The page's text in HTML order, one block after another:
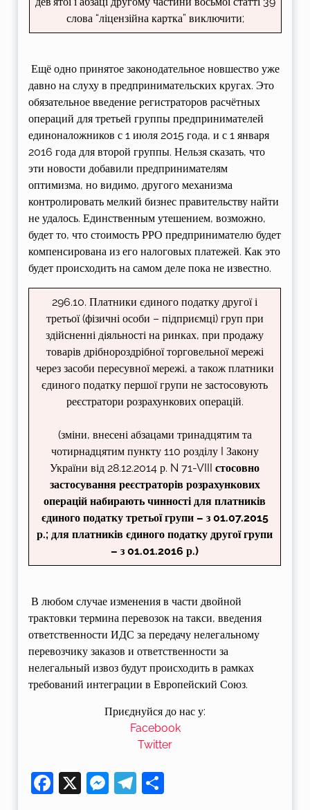
слова “ліцензійна картка” виключити;
Ещё одно принятое законодательное новшество уже
давно на слуху в предпринимательских кругах. Это
обязательное введение регистраторов расчётных
операций для третьей группы предпринимателей
единоналожников с 1 июля 2015 года, и с 1 января
2016 года для второй группы. Нельзя сказать, что
эти новости добавили предпринимателям
оптимизма, но видимо, другого механизма
контролировать мелкий бизнес правительству найти
не удалось. Единственным утешением, возможно,
будет то, что стоимость РРО предпринимателю будет
компенсирована из его налоговых платежей. Как это
будет происходить на самом деле пока не известно.
296.10. Платники єдиного податку другої і
третьої (фізичні особи – підприємці) груп при
здійсненні діяльності на ринках, при продажу
товарів дрібнороздрібної торговельної мережі
через засоби пересувної мережі, а також платники
єдиного податку першої групи не застосовують
реєстратори розрахункових операцій.
(зміни, внесені абзацами тринадцятим та
чотирнадцятим пункту 110 розділу I Закону
України від 28.12.2014 р. N 71-VIIIстосовно
застосування реєстраторів розрахункових
операцій набирають чинності для платників
єдиного податку третьої групи – з 01.07.2015
р.; для платників єдиного податку другої групи
– з 01.01.2016 р.)
В любом случае изменения в части двойной
трактовки термина перевозок на такси, введения
ответственности ИДС за передачу нелегальному
перевозчику заказов и ответственности за
нелегальный извоз будут происходить в рамках
требований интеграции в Европейский Союз.
Facebook
X Messenger
Telegram
Приєднуйся до нас у:
Facebook
Twitter